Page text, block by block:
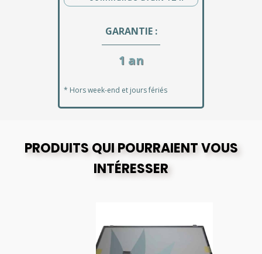
GARANTIE :
1 an
* Hors week-end et jours fériés
PRODUITS QUI POURRAIENT VOUS
INTÉRESSER